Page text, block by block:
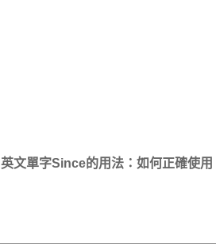
英文單字Since的用法：如何正確使用